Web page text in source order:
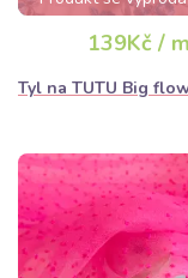
hodin
139Kč / m
Tyl na TUTU Big